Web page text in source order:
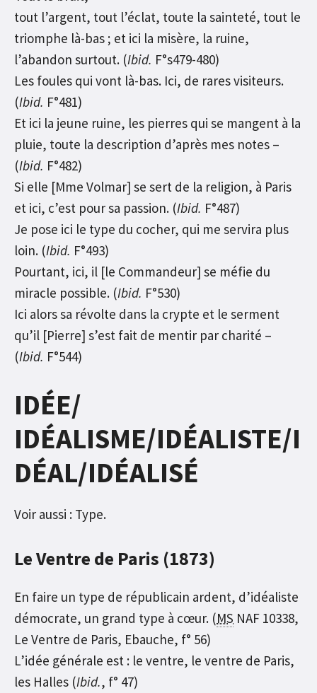
tout l’argent, tout l’éclat, toute la sainteté, tout le
triomphe là-bas ; et ici la misère, la ruine,
l’abandon surtout. (Ibid. F°s479-480)
Les foules qui vont là-bas. Ici, de rares visiteurs.
(Ibid. F°481)
Et ici la jeune ruine, les pierres qui se mangent à la
pluie, toute la description d’après mes notes –
(Ibid. F°482)
Si elle [Mme Volmar] se sert de la religion, à Paris
et ici, c’est pour sa passion. (Ibid. F°487)
Je pose ici le type du cocher, qui me servira plus
loin. (Ibid. F°493)
Pourtant, ici, il [le Commandeur] se méfie du
miracle possible. (Ibid. F°530)
Ici alors sa révolte dans la crypte et le serment
qu’il [Pierre] s’est fait de mentir par charité –
(Ibid. F°544)
IDÉE/
IDÉALISME/IDÉALISTE/I
DÉAL/IDÉALISÉ
Voir aussi : Type.
Le Ventre de Paris (1873)
En faire un type de républicain ardent, d’idéaliste
démocrate, un grand type à cœur. (MS NAF 10338,
Le Ventre de Paris, Ebauche, f° 56)
L’idée générale est : le ventre, le ventre de Paris,
les Halles (Ibid., f° 47)